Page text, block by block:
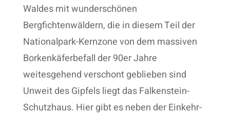
Waldes mit wunderschönen
Bergfichtenwäldern, die in diesem Teil der
Nationalpark-Kernzone von dem massiven
Borkenkäferbefall der 90er Jahre
weitesgehend verschont geblieben sind
Unweit des Gipfels liegt das Falkenstein-
Schutzhaus. Hier gibt es neben der Einkehr-